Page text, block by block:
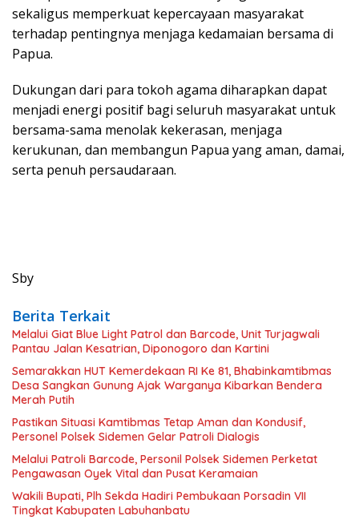
sekaligus memperkuat kepercayaan masyarakat
terhadap pentingnya menjaga kedamaian bersama di
Papua.
Dukungan dari para tokoh agama diharapkan dapat
menjadi energi positif bagi seluruh masyarakat untuk
bersama-sama menolak kekerasan, menjaga
kerukunan, dan membangun Papua yang aman, damai,
serta penuh persaudaraan.
Sby
Berita Terkait
Melalui Giat Blue Light Patrol dan Barcode, Unit Turjagwali
Pantau Jalan Kesatrian, Diponogoro dan Kartini
Semarakkan HUT Kemerdekaan RI Ke 81, Bhabinkamtibmas
Desa Sangkan Gunung Ajak Warganya Kibarkan Bendera
Merah Putih
Pastikan Situasi Kamtibmas Tetap Aman dan Kondusif,
Personel Polsek Sidemen Gelar Patroli Dialogis
Melalui Patroli Barcode, Personil Polsek Sidemen Perketat
Pengawasan Oyek Vital dan Pusat Keramaian
Wakili Bupati, Plh Sekda Hadiri Pembukaan Porsadin VII
Tingkat Kabupaten Labuhanbatu